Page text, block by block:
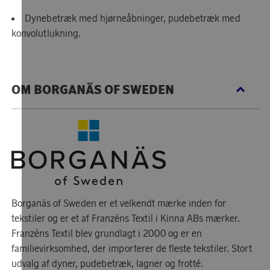
Dynebetræk med hjørneåbninger, pudebetræk med
konvolutlukning.
OM BORGANÄS OF SWEDEN
Borganäs of Sweden er et velkendt mærke inden for
tekstiler og er et af Franzéns Textil i Kinna ABs mærker.
Franzéns Textil blev grundlagt i 2000 og er en
familievirksomhed, der importerer de fleste tekstiler. Stort
udvalg af dyner, pudebetræk, lagner og frotté.